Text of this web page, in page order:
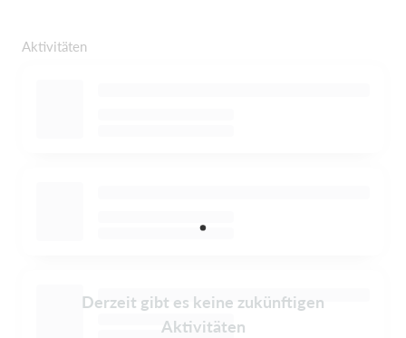
Aktivitäten
Derzeit gibt es keine zukünftigen
Aktivitäten